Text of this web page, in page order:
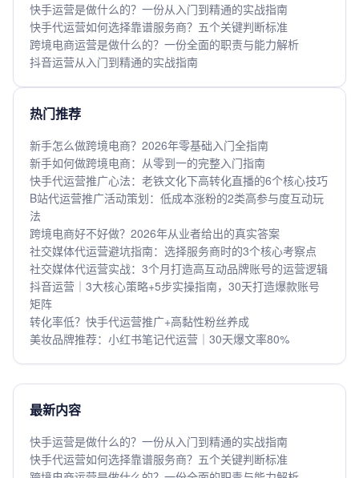
快手运营是做什么的？一份从入门到精通的实战指南
快手代运营如何选择靠谱服务商？五个关键判断标准
跨境电商运营是做什么的？一份全面的职责与能力解析
抖音运营从入门到精通的实战指南
热门推荐
新手怎么做跨境电商？2026年零基础入门全指南
新手如何做跨境电商：从零到一的完整入门指南
快手代运营推广心法：老铁文化下高转化直播的6个核心技巧
B站代运营推广活动策划：低成本涨粉的2类高参与度互动玩
法
跨境电商好不好做？2026年从业者给出的真实答案
社交媒体代运营避坑指南：选择服务商时的3个核心考察点
社交媒体代运营实战：3个月打造高互动品牌账号的运营逻辑
抖音运营｜3大核心策略+5步实操指南，30天打造爆款账号
矩阵
转化率低？快手代运营推广+高黏性粉丝养成
美妆品牌推荐：小红书笔记代运营｜30天爆文率80%
最新内容
快手运营是做什么的？一份从入门到精通的实战指南
快手代运营如何选择靠谱服务商？五个关键判断标准